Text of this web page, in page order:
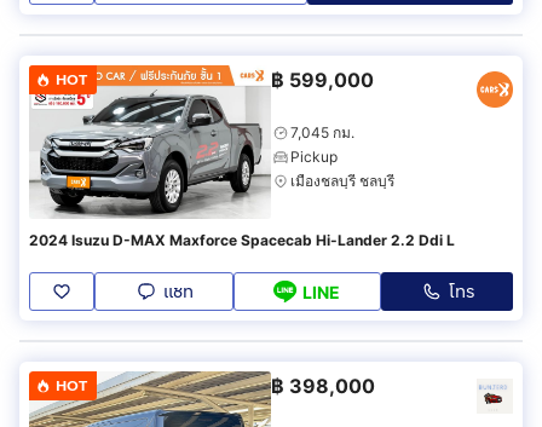
HOT ฿ 599,000
7,045 กม.
Pickup
เมืองชลบุรี ชลบุรี
2024 Isuzu D-MAX Maxforce Spacecab Hi-Lander 2.2 Ddi L
แชท LINE โทร
HOT ฿ 398,000